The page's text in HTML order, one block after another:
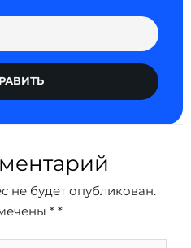
не будет опубликован.
* *